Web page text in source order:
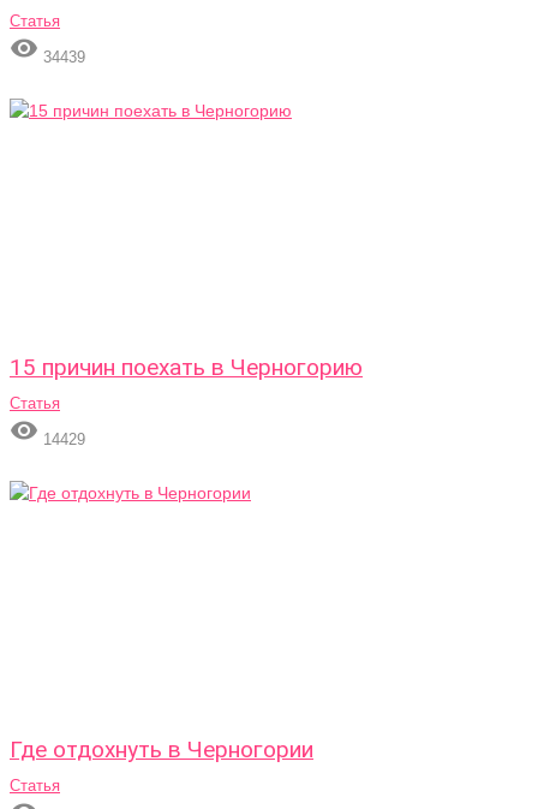
Статья
 34439
15 причин поехать в Черногорию
Статья
 14429
Где отдохнуть в Черногории
Статья